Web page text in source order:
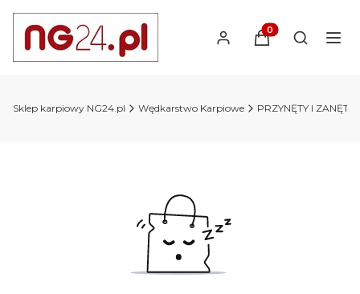
Produkty w
Otwórz
Sklep karpiowy NG24.pl Wędkarstwo Karpiowe PRZYNĘTY I ZANĘTY